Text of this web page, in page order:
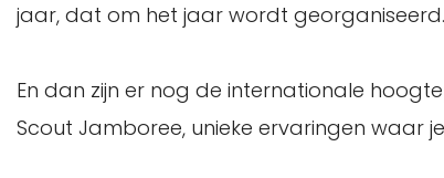
jaar, dat om het jaar wordt georganiseerd.
En dan zijn er nog de internationale
Scout Jamboree, unieke ervaringen waar